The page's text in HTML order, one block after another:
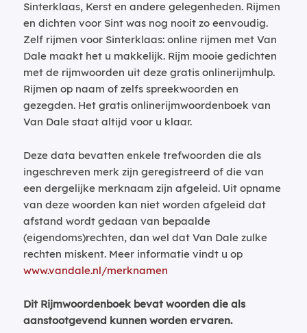
Sinterklaas, Kerst en andere gelegenheden. Rijmen
en dichten voor Sint was nog nooit zo eenvoudig.
Zelf rijmen voor Sinterklaas: online rijmen met Van
Dale maakt het u makkelijk. Rijm mooie gedichten
met de rijmwoorden uit deze gratis onlinerijmhulp.
Rijmen op naam of zelfs spreekwoorden en
gezegden. Het gratis onlinerijmwoordenboek van
Van Dale staat altijd voor u klaar.
Deze data bevatten enkele trefwoorden die als
ingeschreven merk zijn geregistreerd of die van
een dergelijke merknaam zijn afgeleid. Uit opname
van deze woorden kan niet worden afgeleid dat
afstand wordt gedaan van bepaalde
(eigendoms)rechten, dan wel dat Van Dale zulke
rechten miskent. Meer informatie vindt u op
www.vandale.nl/merknamen
Dit Rijmwoordenboek bevat woorden die als
aanstootgevend kunnen worden ervaren.